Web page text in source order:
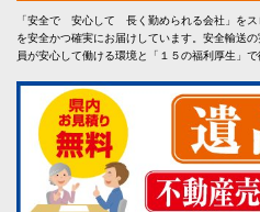
「安全で 安心して 長く勤められる会社」をス
を安全かつ確実にお届けしています。安全輸送
員が安心して働ける環境と「１５の福利厚生」